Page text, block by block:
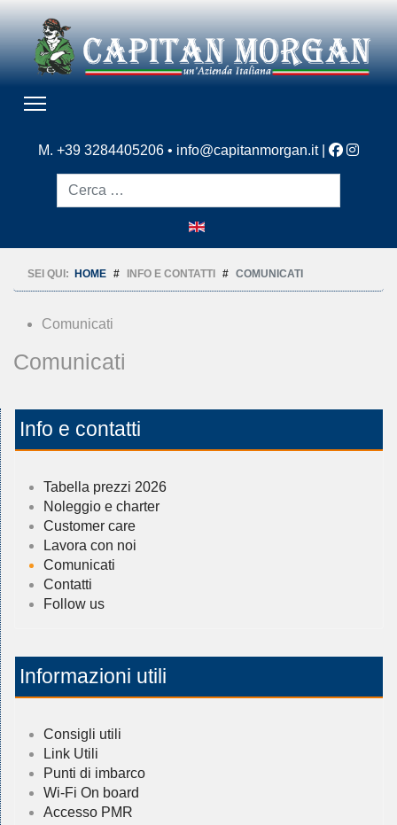
M. +39 3284405206 • info@capitanmorgan.it|
SEI QUI: HOME INFO E CONTATTI COMUNICATI
Comunicati
Comunicati
Info e contatti
Tabella prezzi 2026
Noleggio e charter
Customer care
Lavora con noi
Comunicati
Contatti
Follow us
Informazioni utili
Consigli utili
Link Utili
Punti di imbarco
Wi-Fi On board
Accesso PMR